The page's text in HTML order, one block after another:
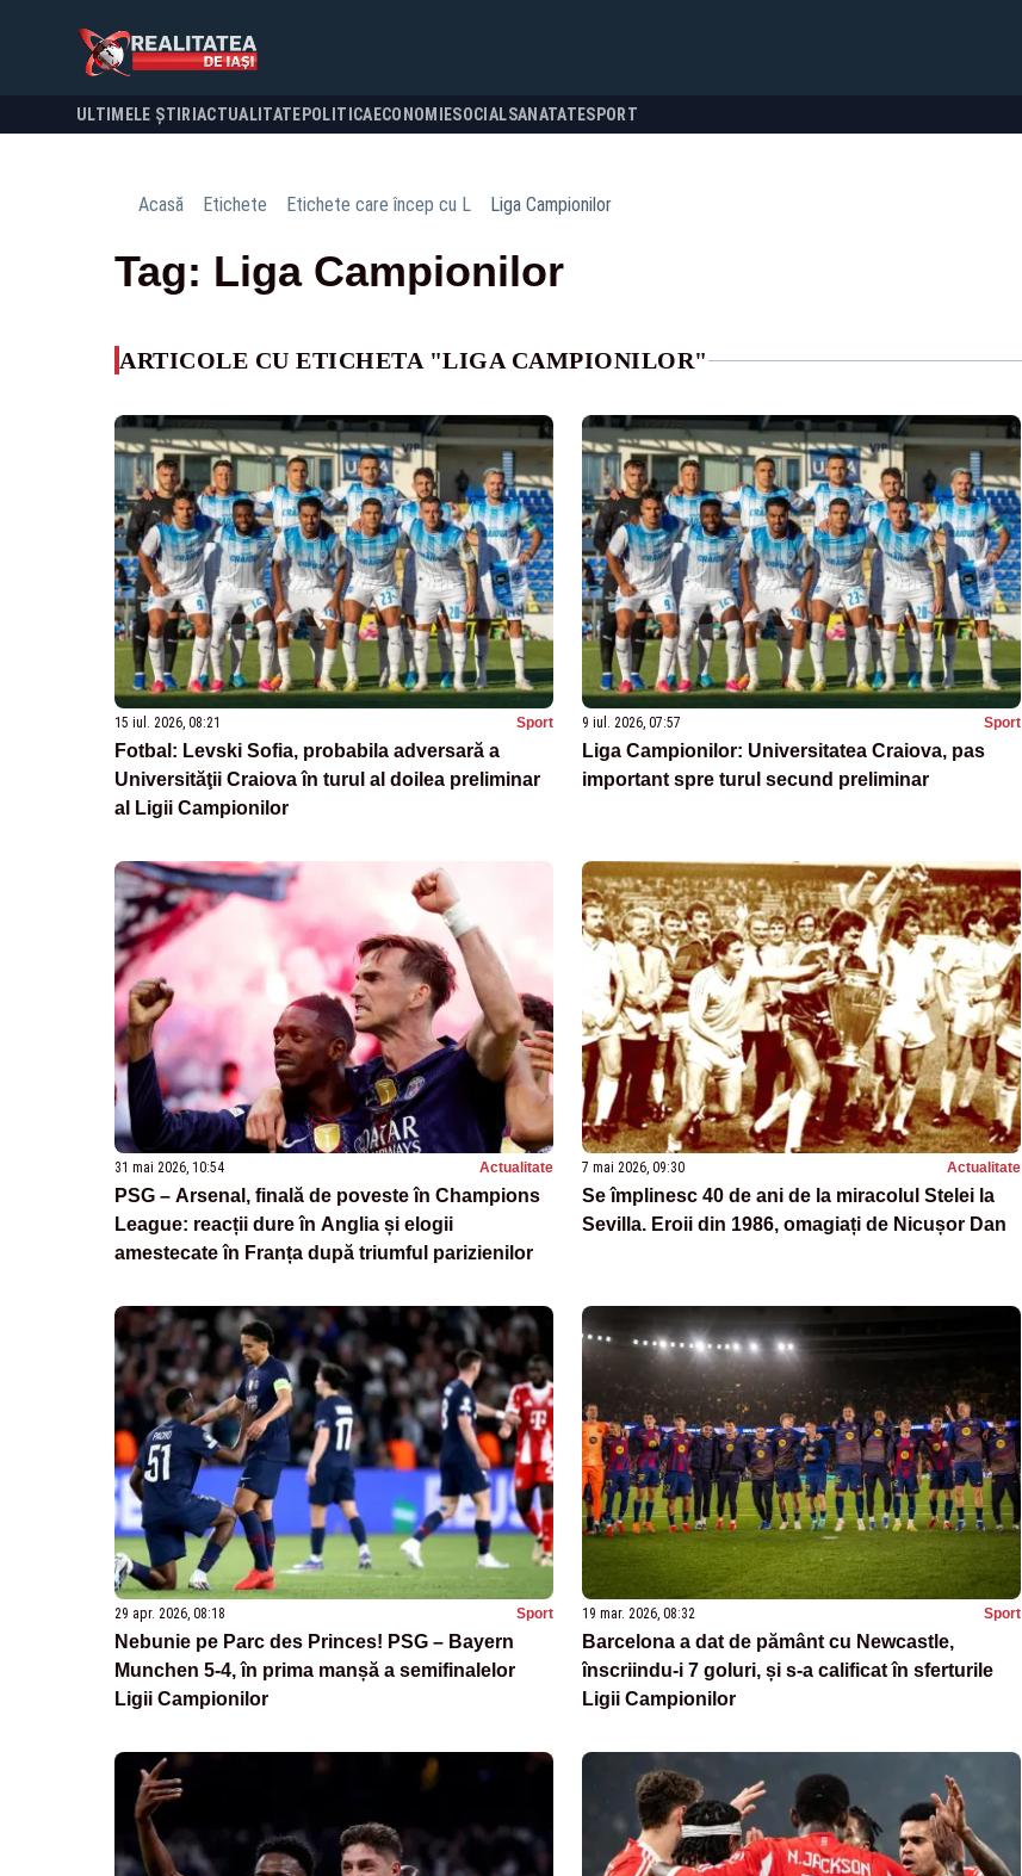
ULTIMELE ȘTIRI ACTUALITATE POLITICA ECONOMIESOCIALSANATATESPORT
Acasă Etichete Etichete care încep cu L Liga Campionilor
Tag: Liga Campionilor
ARTICOLE CU ETICHETA "LIGA CAMPIONILOR"
15 iul. 2026, 08:21 Sport
Fotbal: Levski Sofia, probabila adversară a
Universităţii Craiova în turul al doilea preliminar
al Ligii Campionilor
9 iul. 2026, 07:57 Sport
Liga Campionilor: Universitatea Craiova, pas
important spre turul secund preliminar
31 mai 2026, 10:54 Actualitate
PSG – Arsenal, finală de poveste în Champions
League: reacții dure în Anglia și elogii
amestecate în Franța după triumful parizienilor
7 mai 2026, 09:30 Actualitate
Se împlinesc 40 de ani de la miracolul Stelei la
Sevilla. Eroii din 1986, omagiați de Nicușor Dan
29 apr. 2026, 08:18 Sport
Nebunie pe Parc des Princes! PSG – Bayern
Munchen 5-4, în prima manșă a semifinalelor
Ligii Campionilor
19 mar. 2026, 08:32 Sport
Barcelona a dat de pământ cu Newcastle,
înscriindu-i 7 goluri, și s-a calificat în sferturile
Ligii Campionilor